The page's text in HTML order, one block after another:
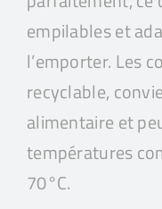
empilables et
l’emporter. Les
recyclable,
alimentaire et
températures
70°C.